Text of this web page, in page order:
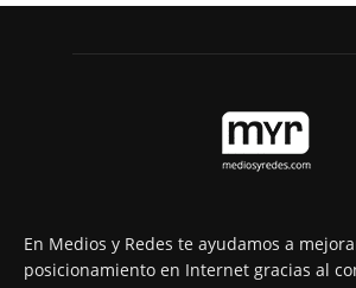
En Medios y Redes te ayudamos a
posicionamiento en Internet gracias al